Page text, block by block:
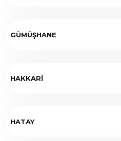
GÜMÜŞHANE
HAKKARİ
HATAY